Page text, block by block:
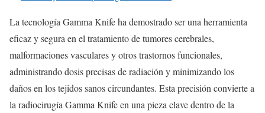
La tecnología Gamma Knife ha demostrado ser una herramienta
eficaz y segura en el tratamiento de tumores cerebrales,
malformaciones vasculares y otros trastornos funcionales,
administrando dosis precisas de radiación y minimizando los
daños en los tejidos sanos circundantes. Esta precisión convierte a
la radiocirugía Gamma Knife en una pieza clave dentro de la